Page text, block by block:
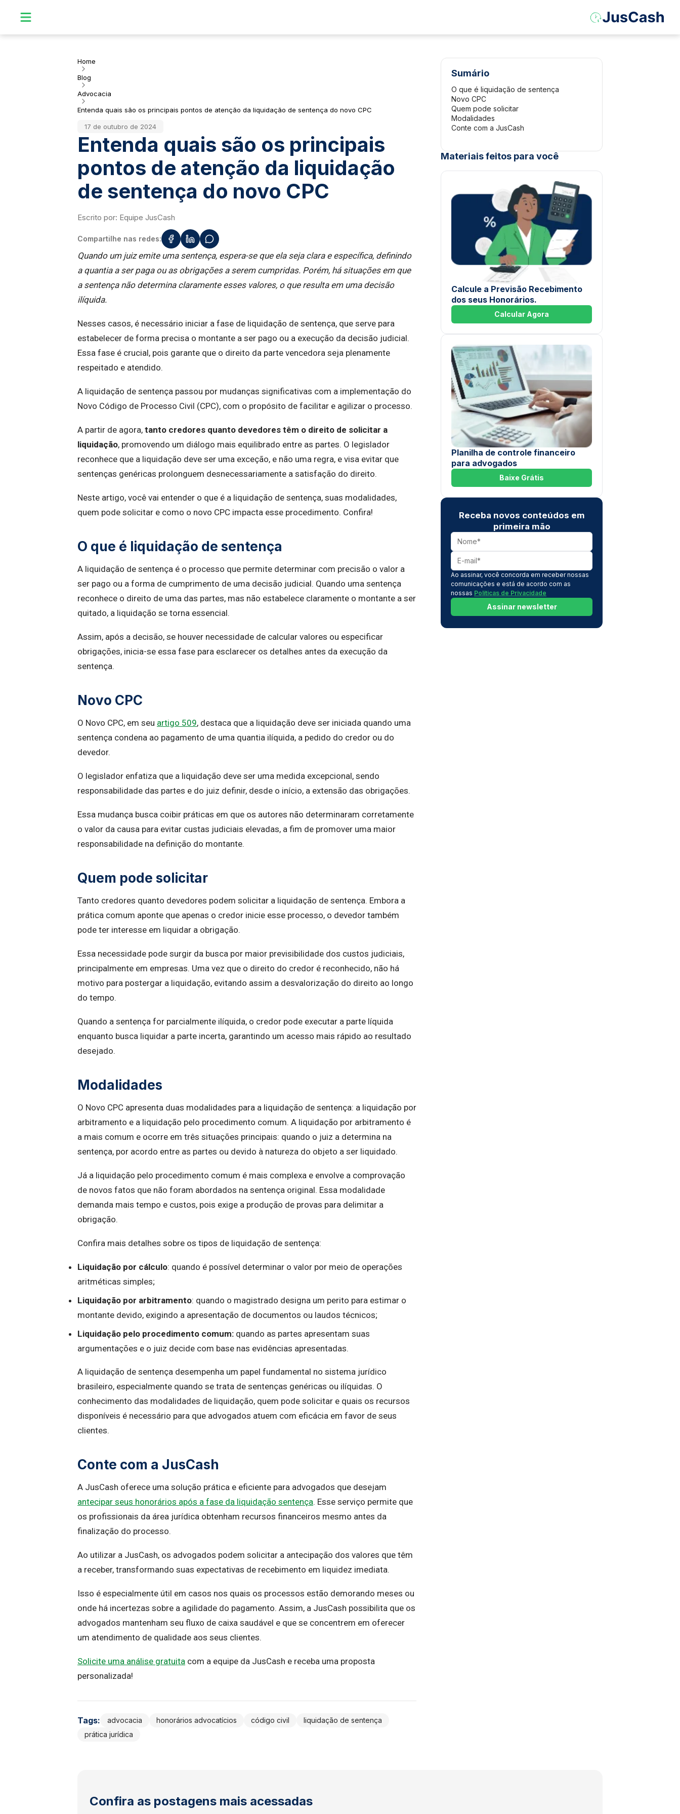
Home
Blog
Advocacia
Entenda quais são os principais pontos de atenção da liquidação de sentença do novo CPC
17 de outubro de 2024
Entenda quais são os principais
pontos de atenção da liquidação
de sentença do novo CPC
Escrito por: Equipe JusCash
Compartilhe nas redes:
Quando um juiz emite uma sentença, espera-se que ela seja clara e específica, definindo
a quantia a ser paga ou as obrigações a serem cumpridas. Porém, há situações em que
a sentença não determina claramente esses valores, o que resulta em uma decisão
ilíquida.
Nesses casos, é necessário iniciar a fase de liquidação de sentença, que serve para
estabelecer de forma precisa o montante a ser pago ou a execução da decisão judicial.
Essa fase é crucial, pois garante que o direito da parte vencedora seja plenamente
respeitado e atendido.
A liquidação de sentença passou por mudanças significativas com a implementação do
Novo Código de Processo Civil (CPC), com o propósito de facilitar e agilizar o processo.
A partir de agora, tanto credores quanto devedores têm o direito de solicitar a
liquidação, promovendo um diálogo mais equilibrado entre as partes. O legislador
reconhece que a liquidação deve ser uma exceção, e não uma regra, e visa evitar que
sentenças genéricas prolonguem desnecessariamente a satisfação do direito.
Neste artigo, você vai entender o que é a liquidação de sentença, suas modalidades,
quem pode solicitar e como o novo CPC impacta esse procedimento. Confira!
O que é liquidação de sentença
A liquidação de sentença é o processo que permite determinar com precisão o valor a
ser pago ou a forma de cumprimento de uma decisão judicial. Quando uma sentença
reconhece o direito de uma das partes, mas não estabelece claramente o montante a ser
quitado, a liquidação se torna essencial.
Assim, após a decisão, se houver necessidade de calcular valores ou especificar
obrigações, inicia-se essa fase para esclarecer os detalhes antes da execução da
sentença.
Novo CPC
O Novo CPC, em seu artigo 509, destaca que a liquidação deve ser iniciada quando uma
sentença condena ao pagamento de uma quantia ilíquida, a pedido do credor ou do
devedor.
O legislador enfatiza que a liquidação deve ser uma medida excepcional, sendo
responsabilidade das partes e do juiz definir, desde o início, a extensão das obrigações.
Essa mudança busca coibir práticas em que os autores não determinaram corretamente
o valor da causa para evitar custas judiciais elevadas, a fim de promover uma maior
responsabilidade na definição do montante.
Quem pode solicitar
Tanto credores quanto devedores podem solicitar a liquidação de sentença. Embora a
prática comum aponte que apenas o credor inicie esse processo, o devedor também
pode ter interesse em liquidar a obrigação.
Essa necessidade pode surgir da busca por maior previsibilidade dos custos judiciais,
principalmente em empresas. Uma vez que o direito do credor é reconhecido, não há
motivo para postergar a liquidação, evitando assim a desvalorização do direito ao longo
do tempo.
Quando a sentença for parcialmente ilíquida, o credor pode executar a parte líquida
enquanto busca liquidar a parte incerta, garantindo um acesso mais rápido ao resultado
desejado.
Modalidades
O Novo CPC apresenta duas modalidades para a liquidação de sentença: a liquidação por
arbitramento e a liquidação pelo procedimento comum. A liquidação por arbitramento é
a mais comum e ocorre em três situações principais: quando o juiz a determina na
sentença, por acordo entre as partes ou devido à natureza do objeto a ser liquidado.
Já a liquidação pelo procedimento comum é mais complexa e envolve a comprovação
de novos fatos que não foram abordados na sentença original. Essa modalidade
demanda mais tempo e custos, pois exige a produção de provas para delimitar a
obrigação.
Confira mais detalhes sobre os tipos de liquidação de sentença:
Liquidação por cálculo: quando é possível determinar o valor por meio de operações
aritméticas simples;
Liquidação por arbitramento: quando o magistrado designa um perito para estimar o
montante devido, exigindo a apresentação de documentos ou laudos técnicos;
Liquidação pelo procedimento comum: quando as partes apresentam suas
argumentações e o juiz decide com base nas evidências apresentadas.
A liquidação de sentença desempenha um papel fundamental no sistema jurídico
brasileiro, especialmente quando se trata de sentenças genéricas ou ilíquidas. O
conhecimento das modalidades de liquidação, quem pode solicitar e quais os recursos
disponíveis é necessário para que advogados atuem com eficácia em favor de seus
clientes.
Conte com a JusCash
A JusCash oferece uma solução prática e eficiente para advogados que desejam
antecipar seus honorários após a fase da liquidação sentença. Esse serviço permite que
os profissionais da área jurídica obtenham recursos financeiros mesmo antes da
finalização do processo.
Ao utilizar a JusCash, os advogados podem solicitar a antecipação dos valores que têm
a receber, transformando suas expectativas de recebimento em liquidez imediata.
Isso é especialmente útil em casos nos quais os processos estão demorando meses ou
onde há incertezas sobre a agilidade do pagamento. Assim, a JusCash possibilita que os
advogados mantenham seu fluxo de caixa saudável e que se concentrem em oferecer
um atendimento de qualidade aos seus clientes.
Solicite uma análise gratuita com a equipe da JusCash e receba uma proposta
personalizada!
Tags: advocacia honorários advocatícios código civil
liquidação de sentença
prática jurídica
Sumário
O que é liquidação de sentença
Novo CPC
Quem pode solicitar
Modalidades
Conte com a JusCash
Materiais feitos para você
Calcule a Previsão Recebimento
dos seus Honorários.
Calcular Agora
Planilha de controle financeiro
para advogados
Baixe Grátis
Receba novos conteúdos em
primeira mão
Ao assinar, você concorda em receber nossas
comunicações e está de acordo com as
nossas Políticas de Privacidade
Assinar newsletter
Confira as postagens mais acessadas